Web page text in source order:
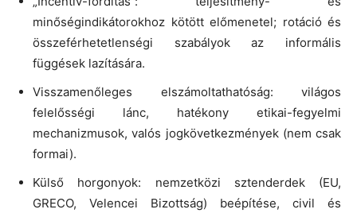
minőségindikátorokhoz kötött előmenetel; rotáció és
összeférhetetlenségi szabályok az informális
függések lazítására.
Visszamenőleges elszámoltathatóság: világos
felelősségi lánc, hatékony etikai-fegyelmi
mechanizmusok, valós jogkövetkezmények (nem csak
formai).
Külső horgonyok: nemzetközi sztenderdek (EU,
GRECO, Velencei Bizottság) beépítése, civil és